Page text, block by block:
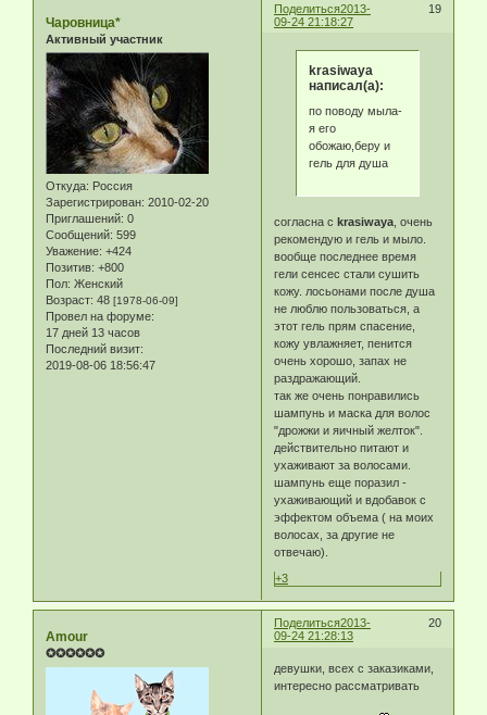
Поделиться 19
2013-
09-24 21:18:27
Чаровница*
Активный участник
Откуда: Россия
Зарегистрирован: 2010-02-20
Приглашений: 0
Сообщений: 599
Уважение: +424
Позитив: +800
Пол: Женский
Возраст: 48 [1978-06-09]
Провел на форуме:
17 дней 13 часов
Последний визит:
2019-08-06 18:56:47
krasiwaya
написал(а):
по поводу мыла-
я его
обожаю,беру и
гель для душа
согласна с krasiwaya, очень
рекомендую и гель и мыло.
вообще последнее время
гели сенсес стали сушить
кожу. лосьонами после душа
не люблю пользоваться, а
этот гель прям спасение,
кожу увлажняет, пенится
очень хорошо, запах не
раздражающий.
так же очень понравились
шампунь и маска для волос
"дрожжи и яичный желток".
действительно питают и
ухаживают за волосами.
шампунь еще поразил -
ухаживающий и вдобавок с
эффектом объема ( на моих
волосах, за другие не
отвечаю).
+3
Поделиться 20
2013-
09-24 21:28:13
Amour
✪✪✪✪✪✪
девушки, всех с заказиками,
интересно рассматривать